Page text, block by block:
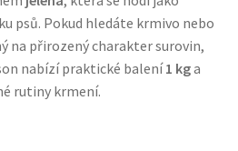
psů. Pokud hledáte krmivo nebo
na přirozený charakter surovin,
nabízí praktické balení1 kga
rutiny krmení.